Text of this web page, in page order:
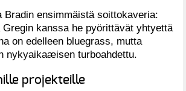
Bradin ensimmäistä soittokaveria:
kanssa he pyörittävät yhtyettä
on edelleen bluegrass, mutta
nykyaikaæisen turboahdettu.
projekteille